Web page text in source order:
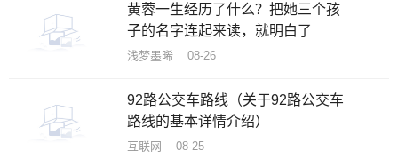
黄蓉一生经历了什么？把她三个孩
子的名字连起来读，就明白了
浅梦墨晞 08-26
92路公交车路线（关于92路公交车
路线的基本详情介绍）
互联网 08-25